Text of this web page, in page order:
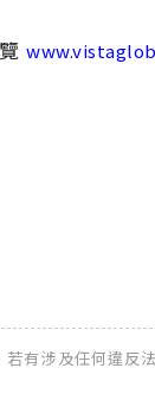
有涉及任何違